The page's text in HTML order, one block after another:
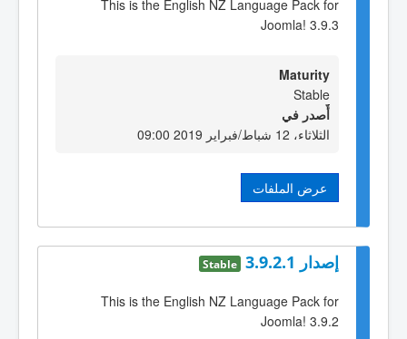
This is the English NZ Language Pack for
Joomla! 3.9.3
Maturity
Stable
أٌصدر في
الثلاثاء، 12 شباط/فبراير 2019 09:00
عرض الملفات
إصدار 3.9.2.1 Stable
This is the English NZ Language Pack for
Joomla! 3.9.2